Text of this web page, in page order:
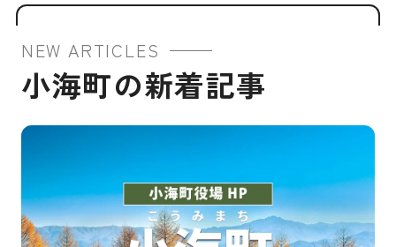
NEW ARTICLES
小海町の新着記事